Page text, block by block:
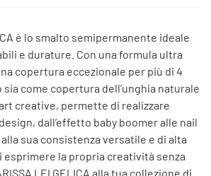
è lo smalto semipermanente ideale
e durature. Con una formula ultra
copertura eccezionale per più di 4
come copertura dell’unghia naturale
creative, permette di realizzare
dall’effetto baby boomer alle nail
sua consistenza versatile e di alta
la propria creatività senza
LEI GELICA alla tua collezione di